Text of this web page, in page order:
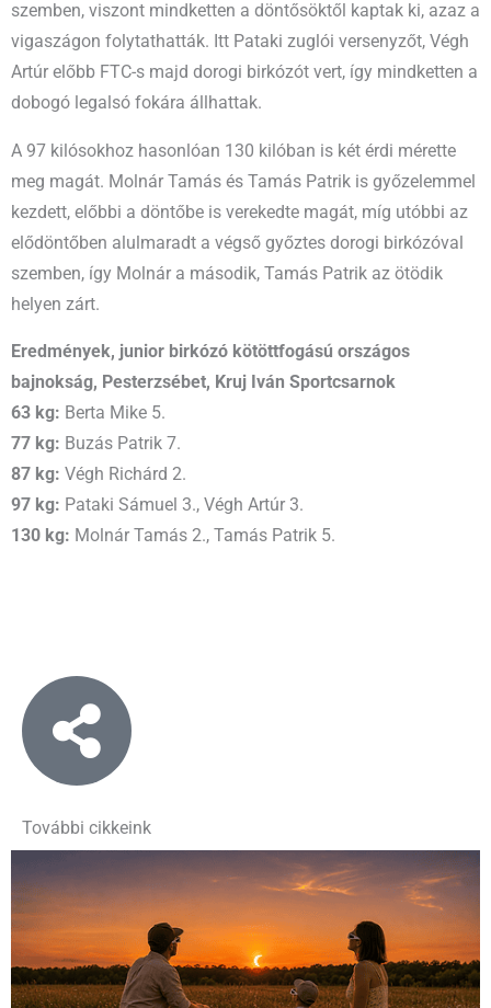
szemben, viszont mindketten a döntősöktől kaptak ki, azaz a
vigaszágon folytathatták. Itt Pataki zuglói versenyzőt, Végh
Artúr előbb FTC-s majd dorogi birkózót vert, így mindketten a
dobogó legalsó fokára állhattak.
A 97 kilósokhoz hasonlóan 130 kilóban is két érdi mérette
meg magát. Molnár Tamás és Tamás Patrik is győzelemmel
kezdett, előbbi a döntőbe is verekedte magát, míg utóbbi az
elődöntőben alulmaradt a végső győztes dorogi birkózóval
szemben, így Molnár a második, Tamás Patrik az ötödik
helyen zárt.
Eredmények, junior birkózó kötöttfogású országos
bajnokság, Pesterzsébet, Kruj Iván Sportcsarnok
63 kg: Berta Mike 5.
77 kg: Buzás Patrik 7.
87 kg: Végh Richárd 2.
97 kg: Pataki Sámuel 3., Végh Artúr 3.
130 kg: Molnár Tamás 2., Tamás Patrik 5.
További cikkeink